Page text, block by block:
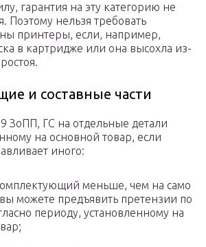
гарантия на эту категорию не
Поэтому нельзя требовать
принтеры, если, например,
в картридже или она высохла из-
и составные части
ЗоПП, ГС на отдельные детали
на основной товар, если
иного:
меньше, чем на само
можете предъявить претензии по
периоду, установленному на